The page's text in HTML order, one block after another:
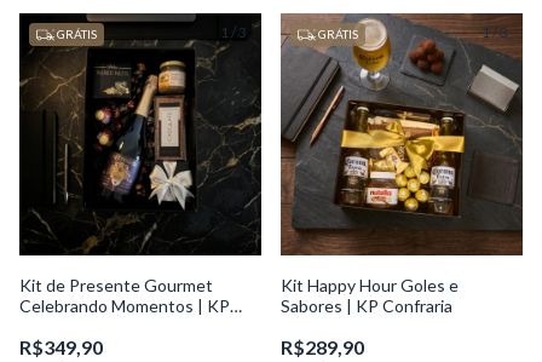
1/3
GRÁTIS
Kit de Presente Gourmet
Celebrando Momentos | KP
R$349,90
1/3
GRÁTIS
Kit Happy Hour Goles e
Sabores | KP Confraria
R$289,90